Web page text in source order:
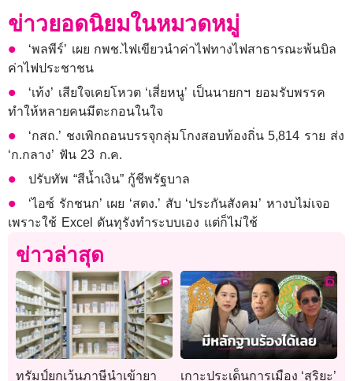
ข่าวยอดนิยมในหมวดหมู่
‘พลพีร์’ เผย กพช.ไฟเขียวนำค่าไฟทางไฟสาธารณะพ้นบิล
ค่าไฟประชาชน
‘เท้ง’ เสียใจเคยโหวต ‘เสี่ยหนู’ เป็นนายกฯ ยอมรับพรรค
ทำให้หลายคนมีตะกอนในใจ
‘กสถ.’ ชงเพิกถอนบรรจุกลุ่มโกงสอบท้องถิ่น 5,814 ราย ส่ง
‘ก.กลาง’ ฟัน 23 ก.ค.
ปรับทัพ “สีน้ำเงิน” กู้ชีพรัฐบาล
‘ไอซ์ รักชนก’ เผย ‘สตง.’ สับ ‘ประกันสังคม’ หางบไม่เจอ
เพราะใช้ Excel ดันทุรังทำระบบเอง แต่ก็ไม่ใช้
ข่าวล่าสุด
ทรัมป์ยกเว้นภาษีนำเข้ายา
เกาะประเด็นการเมือง ‘สุริยะ’